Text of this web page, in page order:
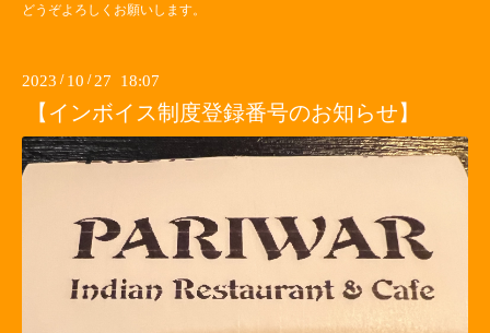
どうぞよろしくお願いします。
2023 / 10 / 27 18:07
【インボイス制度登録番号のお知らせ】